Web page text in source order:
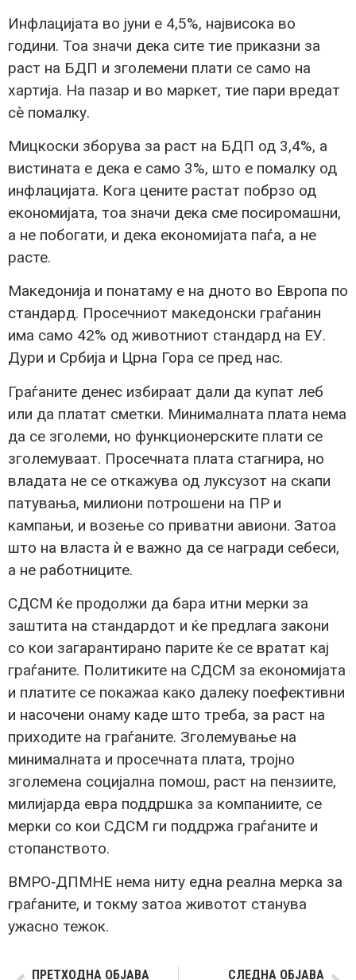
Инфлацијата во јуни е 4,5%, највисока во
години. Тоа значи дека сите тие приказни за
раст на БДП и зголемени плати се само на
хартија. На пазар и во маркет, тие пари вредат
сè помалку.
Мицкоски зборува за раст на БДП од 3,4%, а
вистината е дека е само 3%, што е помалку од
инфлацијата. Кога цените растат побрзо од
економијата, тоа значи дека сме посиромашни,
а не побогати, и дека економијата паѓа, а не
расте.
Македонија и понатаму е на дното во Европа по
стандард. Просечниот македонски граѓанин
има само 42% од животниот стандард на ЕУ.
Дури и Србија и Црна Гора се пред нас.
Граѓаните денес избираат дали да купат леб
или да платат сметки. Минималната плата нема
да се зголеми, но функционерските плати се
зголемуваат. Просечната плата стагнира, но
владата не се откажува од луксузот на скапи
патувања, милиони потрошени на ПР и
кампањи, и возење со приватни авиони. Затоа
што на власта ѝ е важно да се награди себеси,
а не работниците.
СДСМ ќе продолжи да бара итни мерки за
заштита на стандардот и ќе предлага закони
со кои загарантирано парите ќе се вратат кај
граѓаните. Политиките на СДСМ за економијата
и платите се покажаа како далеку поефективни
и насочени онаму каде што треба, за раст на
приходите на граѓаните. Зголемување на
минималната и просечната плата, тројно
зголемена социјална помош, раст на пензиите,
милијарда евра поддршка за компаниите, се
мерки со кои СДСМ ги поддржа граѓаните и
стопанството.
ВМРО‑ДПМНЕ нема ниту една реална мерка за
граѓаните, и токму затоа животот станува
ужасно тежок.
ПРЕТХОДНА ОБЈАВА СЛЕДНА ОБЈАВА